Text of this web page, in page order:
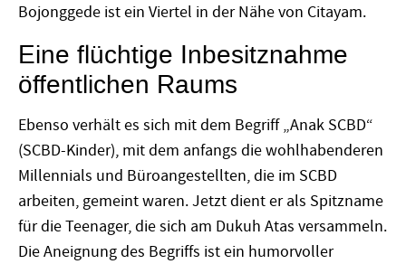
Bojonggede ist ein Viertel in der Nähe von Citayam.
Eine flüchtige Inbesitznahme
öffentlichen Raums
Ebenso verhält es sich mit dem Begriff „Anak SCBD“
(SCBD-Kinder), mit dem anfangs die wohlhabenderen
Millennials und Büroangestellten, die im SCBD
arbeiten, gemeint waren. Jetzt dient er als Spitzname
für die Teenager, die sich am Dukuh Atas versammeln.
Die Aneignung des Begriffs ist ein humorvoller